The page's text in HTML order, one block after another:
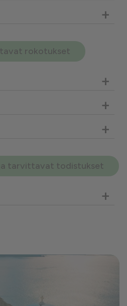
+
rokotukset
+
+
+
tarvittavat todistukset
+